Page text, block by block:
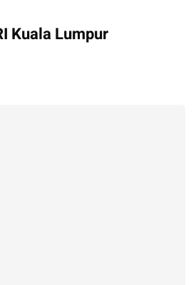
Kuala Lumpur